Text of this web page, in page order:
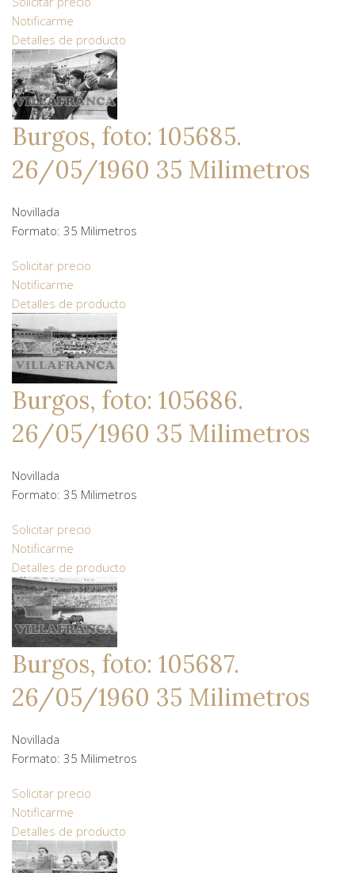
Notificarme
Detalles de producto
Burgos, foto: 105685.
26/05/1960 35 Milimetros
Novillada
Formato: 35 Milimetros
Solicitar precio
Notificarme
Detalles de producto
Burgos, foto: 105686.
26/05/1960 35 Milimetros
Novillada
Formato: 35 Milimetros
Solicitar precio
Notificarme
Detalles de producto
Burgos, foto: 105687.
26/05/1960 35 Milimetros
Novillada
Formato: 35 Milimetros
Solicitar precio
Notificarme
Detalles de producto